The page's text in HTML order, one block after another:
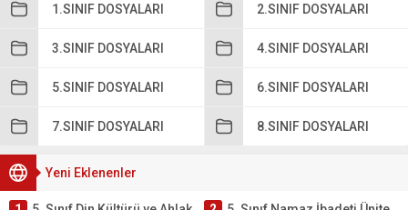
1.SINIF DOSYALARI 2.SINIF DOSYALARI
3.SINIF DOSYALARI 4.SINIF DOSYALARI
5.SINIF DOSYALARI 6.SINIF DOSYALARI
7.SINIF DOSYALARI 8.SINIF DOSYALARI
Yeni Eklenenler